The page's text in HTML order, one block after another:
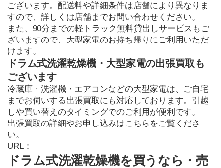
ございます。配送料や詳細条件は店舗により異なりま
すので、詳しくは店舗までお問い合わせください。
また、90分までの軽トラック無料貸出しサービスもご
ざいますので、大型家電のお持ち帰りにご利用いただ
けます。
ドラム式洗濯乾燥機・大型家電の出張買取も
ございます
冷蔵庫・洗濯機・エアコンなどの大型家電は、ご自宅
までお伺いする出張買取にも対応しております。引越
しや買い替えのタイミングでのご利用が便利です。
出張買取の詳細やお申し込みはこちらをご覧くださ
い。
URL：
ドラム式洗濯乾燥機を買うなら・売